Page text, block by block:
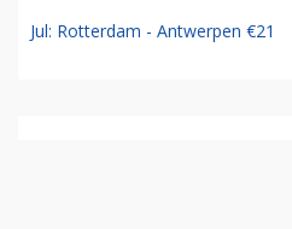
Jul: Rotterdam - Antwerpen €21